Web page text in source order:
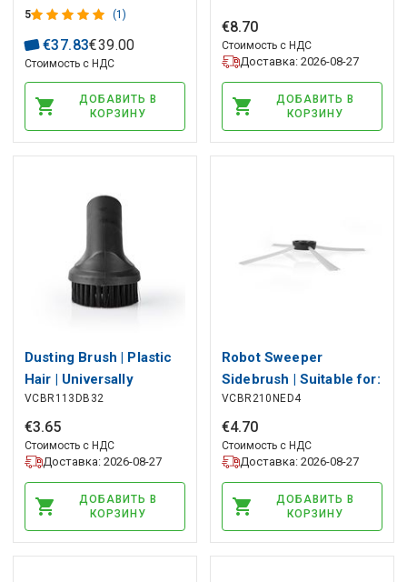
для пылесоса AEG,
5 (1)
€37.83€39.00
Стоимость с НДС
ДОБАВИТЬ В
КОРЗИНУ
€8.70
Стоимость с НДС
Доставка: 2026-08-27
ДОБАВИТЬ В
КОРЗИНУ
Dusting Brush | Plastic
Hair | Universally
applicable | 32 mm
VCBR113DB32
€3.65
Стоимость с НДС
Доставка: 2026-08-27
ДОБАВИТЬ В
КОРЗИНУ
Robot Sweeper
Sidebrush | Suitable for:
VCRO210BK | White
VCBR210NED4
€4.70
Стоимость с НДС
Доставка: 2026-08-27
ДОБАВИТЬ В
КОРЗИНУ